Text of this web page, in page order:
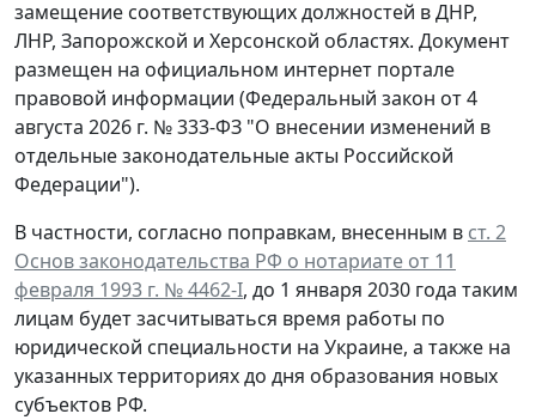
замещение соответствующих должностей в ДНР,
ЛНР, Запорожской и Херсонской областях. Документ
размещен на официальном интернет портале
правовой информации (Федеральный закон от 4
августа 2026 г. № 333-ФЗ "О внесении изменений в
отдельные законодательные акты Российской
Федерации").
В частности, согласно поправкам, внесенным в ст. 2
Основ законодательства РФ о нотариате от 11
февраля 1993 г. № 4462-I, до 1 января 2030 года таким
лицам будет засчитываться время работы по
юридической специальности на Украине, а также на
указанных территориях до дня образования новых
субъектов РФ.